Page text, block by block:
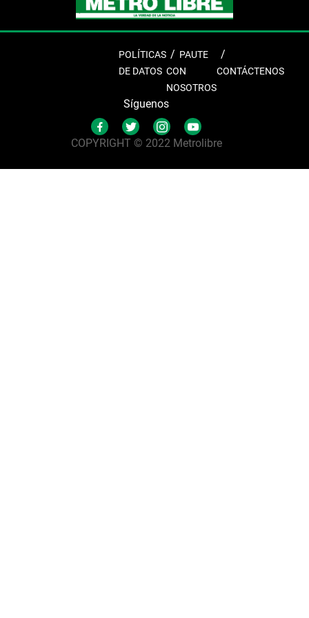
POLÍTICAS
DE DATOS
PAUTE
CON
NOSOTROS
CONTÁCTENOS
Síguenos
COPYRIGHT © 2022 Metrolibre